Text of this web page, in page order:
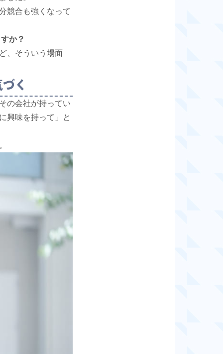
競合も強くなって
か？
、そういう場面
く
の会社が持ってい
興味を持って」と